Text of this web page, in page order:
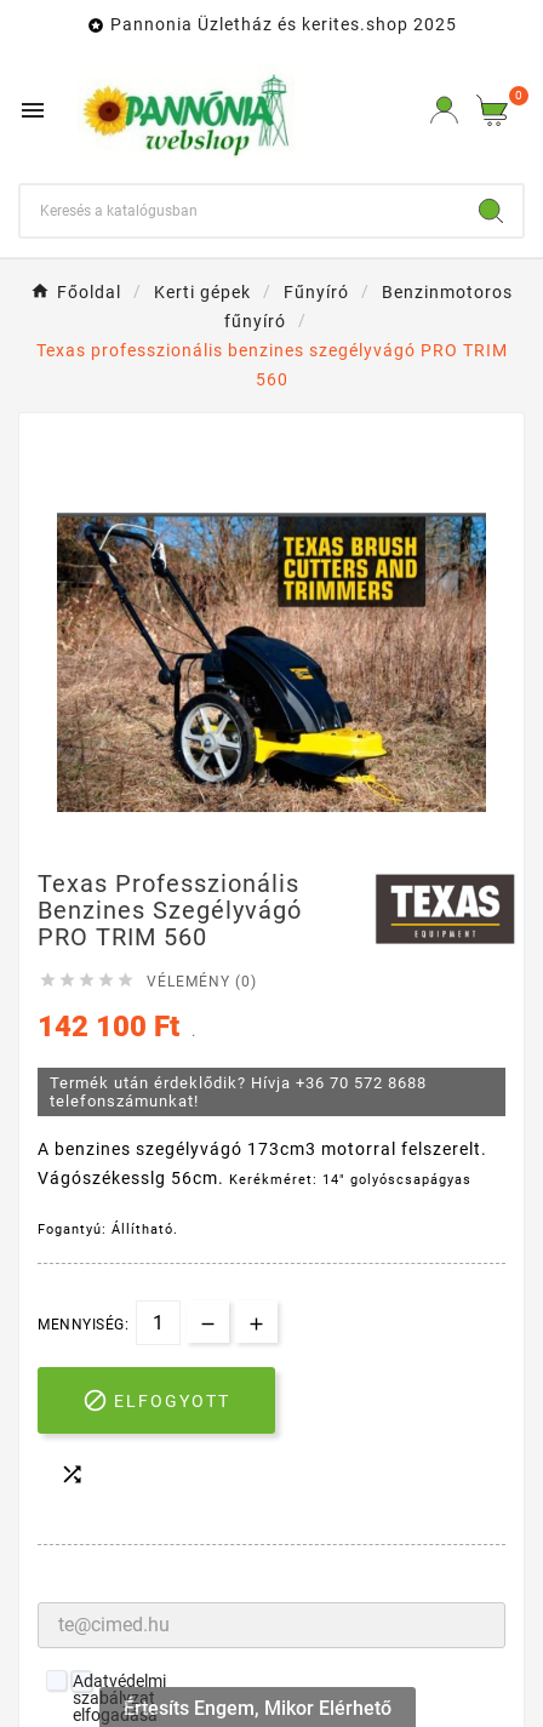
 Pannonia Üzletház és kerites.shop 2025

0
Főoldal Kerti gépek Fűnyíró
Benzinmotoros
fűnyíró
Texas professzionális benzines szegélyvágó PRO TRIM
560
Texas Professzionális
Benzines Szegélyvágó
PRO TRIM 560
     VÉLEMÉNY (0)
142 100 Ft .
Termék után érdeklődik? Hívja +36 70 572 8688
telefonszámunkat!
A benzines szegélyvágó 173cm3 motorral felszerelt.
Vágószékesslg 56cm.
Kerékméret: 14" golyóscsapágyas
Fogantyú: Állítható.
MENNYISÉG:
 ELFOGYOTT

Adatvédelmi
szabályzat
elfogadásaÉrtesíts Engem, Mikor Elérhető